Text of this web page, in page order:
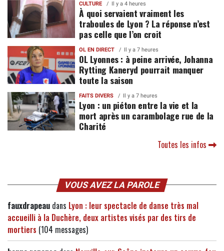
CULTURE Il y a 4 heures
À quoi servaient vraiment les
traboules de Lyon ? La réponse n’est
pas celle que l’on croit
OL EN DIRECT Il y a 7 heures
OL Lyonnes : à peine arrivée, Johanna
Rytting Kaneryd pourrait manquer
toute la saison
FAITS DIVERS Il y a 7 heures
Lyon : un piéton entre la vie et la
mort après un carambolage rue de la
Charité
Toutes les infos
VOUS AVEZ LA PAROLE
fauxdrapeau dans Lyon : leur spectacle de danse très mal
accueilli à la Duchère, deux artistes visés par des tirs de
mortiers (104 messages)